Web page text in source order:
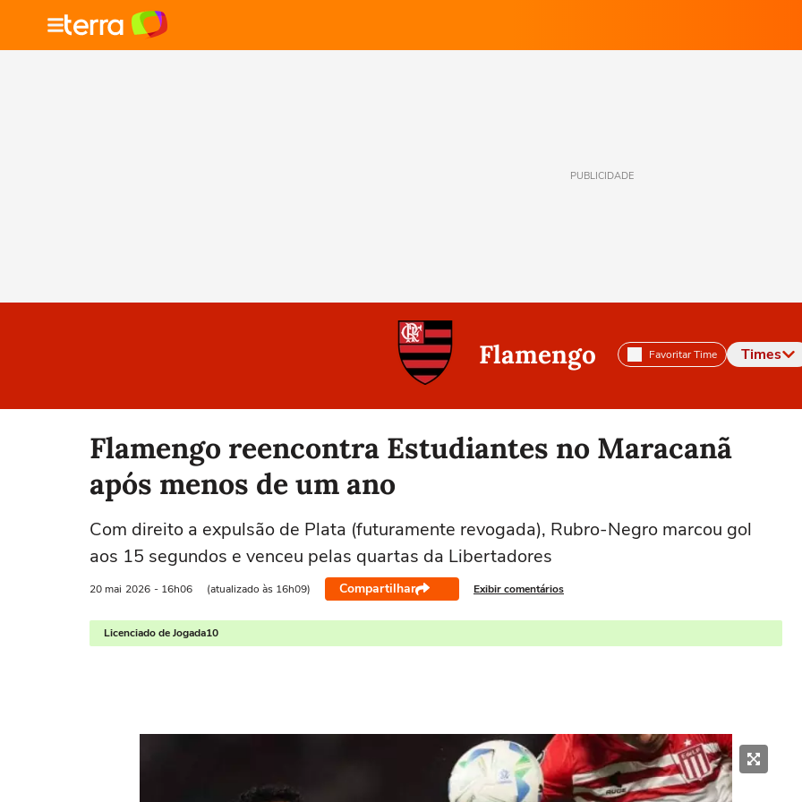
PUBLICIDADE
Flamengo Favoritar Time Times
Selecione o time para ver as notícias
Flamengo reencontra Estudiantes no Maracanã
após menos de um ano
Com direito a expulsão de Plata (futuramente revogada), Rubro-Negro marcou gol
aos 15 segundos e venceu pelas quartas da Libertadores
20 mai 2026 - 16h06 (atualizado às 16h09) Compartilhar Exibir comentários
Licenciado de Jogada10